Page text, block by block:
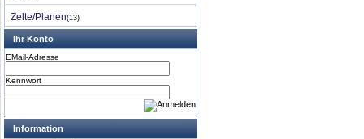
Zelte/Planen(13)
Ihr Konto
EMail-Adresse
Kennwort
Information